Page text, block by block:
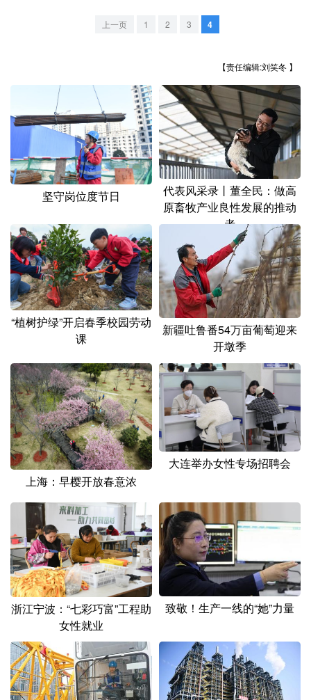
吉林 上海
广东 广西 海南 重庆
贵州 云南 西藏
陕西 甘肃 青海 宁夏
新疆 内蒙古 黑龙江
多语种频道
English Español Français عربى
Русский язык 日本語 한국어
上一页 1 2 3 4
【责任编辑:刘笑冬 】
坚守岗位度节日
代表风采录丨董全民：做高
原畜牧产业良性发展的推动
者
“植树护绿”开启春季校园劳动
课
新疆吐鲁番54万亩葡萄迎来
开墩季
上海：早樱开放春意浓
大连举办女性专场招聘会
浙江宁波：“七彩巧富”工程助
女性就业
致敬！生产一线的“她”力量